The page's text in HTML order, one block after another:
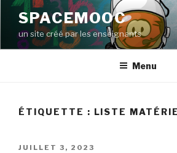
Aller
contenu
principal
SPACEMOOC
un site créé par les enseignants
Menu
ÉTIQUETTE : LISTE
PUBLIÉ
JUILLET 3, 2023